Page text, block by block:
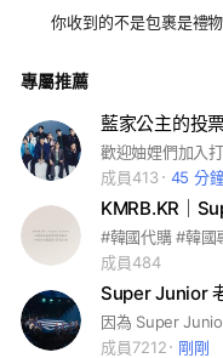
你收到的不是包裹是禮
專屬推薦
藍家公主的投
成員413
45 分
KMRB.KR｜
#韓國代購 #韓國
成員484
Super Junior
成員7212
剛剛